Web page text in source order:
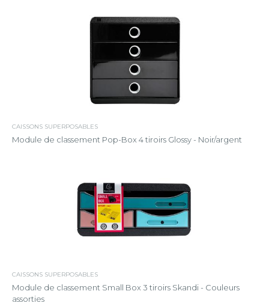
CAISSONS SUPERPOSABLES
Module de classement Pop-Box 4 tiroirs Glossy - Noir/argent
CAISSONS SUPERPOSABLES
Module de classement Small Box 3 tiroirs Skandi - Couleurs
assorties